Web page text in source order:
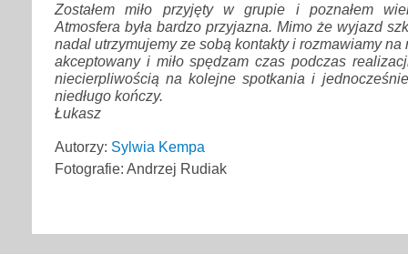
Zostałem miło przyjęty w grupie i poznałem
Atmosfera była bardzo przyjazna. Mimo że wyjazd
nadal utrzymujemy ze sobą kontakty i rozmawiamy na
akceptowany i miło spędzam czas podczas
niecierpliwością na kolejne spotkania i
niedługo kończy.
Łukasz
Autorzy: Sylwia Kempa
Fotografie: Andrzej Rudiak